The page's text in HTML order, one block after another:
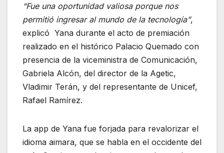
“Fue una oportunidad valiosa porque nos
permitió ingresar al mundo de la tecnología”,
explicó Yana durante el acto de premiación
realizado en el histórico Palacio Quemado con
presencia de la viceministra de Comunicación,
Gabriela Alcón, del director de la Agetic,
Vladimir Terán, y del representante de Unicef,
Rafael Ramírez.
La app de Yana fue forjada para revalorizar el
idioma aimara, que se habla en el occidente del